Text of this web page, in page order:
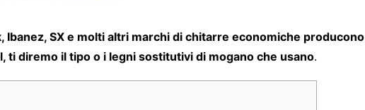
Ibanez, SX e molti altri marchi di chitarre economiche producono
ti diremo il tipo o i legni sostitutivi di mogano che usano.